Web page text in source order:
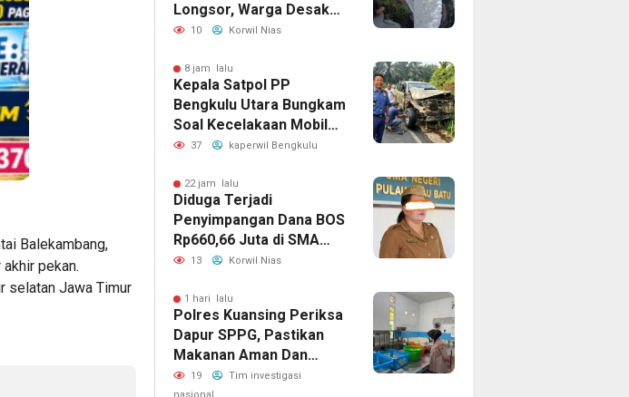
Balekambang,
pekan.
selatan Jawa Timur
Longsor, Warga Desak
Pemkab Nias Selatan
10 Korwil Nias
8 jam lalu
Kepala Satpol PP
Bengkulu Utara Bungkam
Soal Kecelakaan Mobil
Dinas yang Dikemudikan
37 kaperwil Bengkulu
22 jam lalu
Diduga Terjadi
Penyimpangan Dana BOS
Rp660,66 Juta di SMA
Negeri 1 Pulau-Pulau
Belanja Bernilai Besar
Jadi Sorotan; LSM
GEMPUR Siapkan
Laporan ke Kejaksaan
13 Korwil Nias
1 hari lalu
Polres Kuansing Periksa
Dapur SPPG, Pastikan
Makanan Aman Dan
Layak Dikonsumsi
19
Tim investigasi